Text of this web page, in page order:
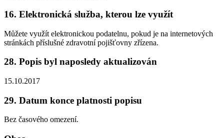
16. Elektronická služba, kterou lze využít
Můžete využít elektronickou podatelnu, pokud je na internetových
stránkách příslušné zdravotní pojišťovny zřízena.
28. Popis byl naposledy aktualizován
15.10.2017
29. Datum konce platnosti popisu
Bez časového omezení.